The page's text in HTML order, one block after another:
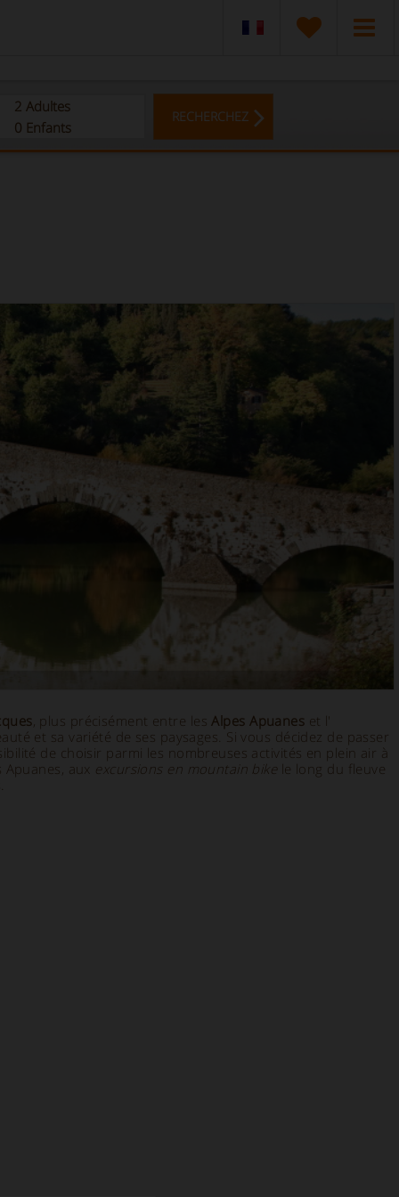
2 Adultes
0 Enfants
RECHERCHEZ
, plus précisément entre lesAlpes Apuanes et l'
et sa variété de ses paysages. Si vous décidez de passer
de choisir parmi les nombreuses activités en plein air à
Apuanes, aux excursions en mountain bike le long du fleuve